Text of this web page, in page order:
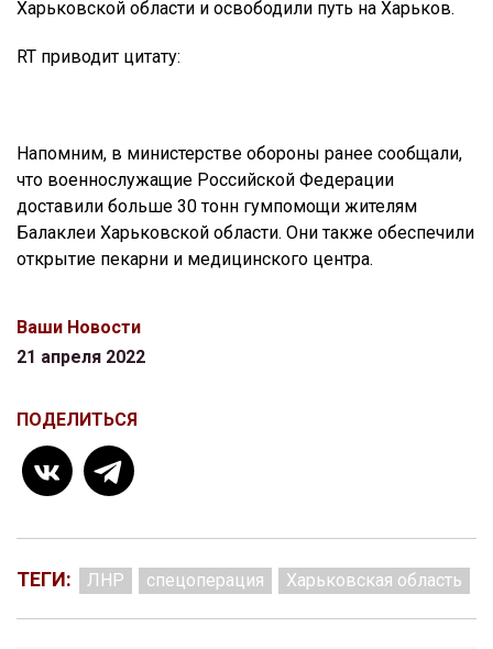
Харьковской области и освободили путь на Харьков.
RT приводит цитату:
Напомним, в министерстве обороны ранее сообщали,
что военнослужащие Российской Федерации
доставили больше 30 тонн гумпомощи жителям
Балаклеи Харьковской области. Они также обеспечили
открытие пекарни и медицинского центра.
Ваши Новости
21 апреля 2022
ПОДЕЛИТЬСЯ
ТЕГИ: ЛНР спецоперация Харьковская область